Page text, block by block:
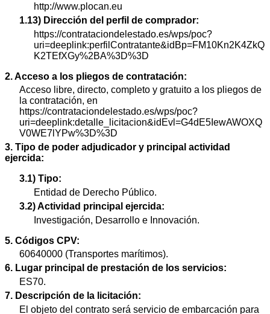
http://www.plocan.eu
1.13) Dirección del perfil de comprador:
https://contrataciondelestado.es/wps/poc?
uri=deeplink:perfilContratante&idBp=FM10Kn2K4ZkQ
K2TEfXGy%2BA%3D%3D
2. Acceso a los pliegos de contratación:
Acceso libre, directo, completo y gratuito a los pliegos de
la contratación, en
https://contrataciondelestado.es/wps/poc?
uri=deeplink:detalle_licitacion&idEvl=G4dE5IewAWOXQ
V0WE7lYPw%3D%3D
3. Tipo de poder adjudicador y principal actividad
ejercida:
3.1) Tipo:
Entidad de Derecho Público.
3.2) Actividad principal ejercida:
Investigación, Desarrollo e Innovación.
5. Códigos CPV:
60640000 (Transportes marítimos).
6. Lugar principal de prestación de los servicios:
ES70.
7. Descripción de la licitación:
El objeto del contrato será servicio de embarcación para